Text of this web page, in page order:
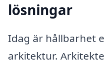
lösningar
Idag är hållbarhet
arkitektur.